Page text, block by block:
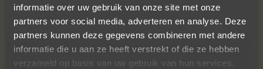
informatie over uw gebruik van onze site met onze
partners voor social media, adverteren en analyse. Deze
partners kunnen deze gegevens combineren met andere
informatie die u aan ze heeft verstrekt of die ze hebben
verzameld op basis van uw gebruik van hun services.